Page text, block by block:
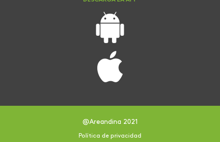
@Areandina 2021
Política de privacidad